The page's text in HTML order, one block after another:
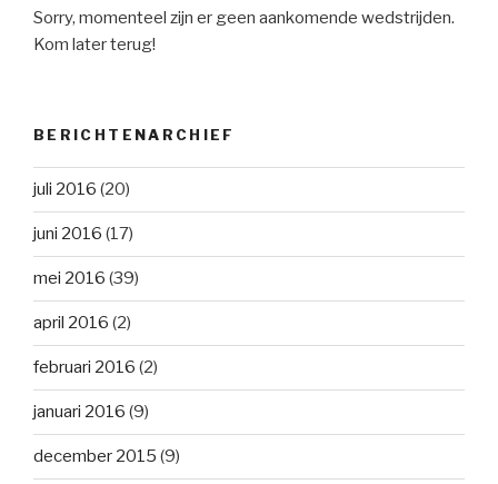
Sorry, momenteel zijn er geen aankomende wedstrijden.
Kom later terug!
BERICHTENARCHIEF
juli 2016 (20)
juni 2016 (17)
mei 2016 (39)
april 2016 (2)
februari 2016 (2)
januari 2016 (9)
december 2015 (9)